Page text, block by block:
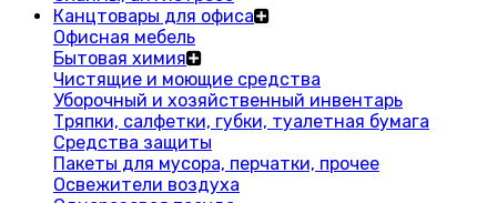
Канцтовары для офиса
Офисная мебель
Бытовая химия
Чистящие и моющие средства
Уборочный и хозяйственный инвентарь
Тряпки, салфетки, губки, туалетная бумага
Средства защиты
Пакеты для мусора, перчатки, прочее
Освежители воздуха